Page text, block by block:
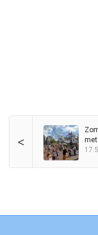
<